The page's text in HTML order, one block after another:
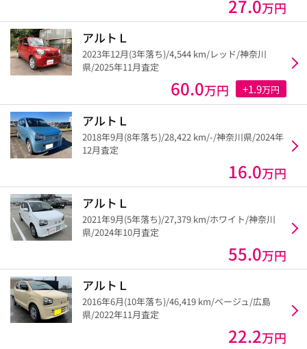
27.0万円
アルトＬ
2023年12月(3年落ち)/4,544 km/レッド/神奈川
県/2025年11月査定
60.0万円 +1.9万円
アルトＬ
2018年9月(8年落ち)/28,422 km/-/神奈川県/2024年
12月査定
16.0万円
アルトＬ
2021年9月(5年落ち)/27,379 km/ホワイト/神奈川
県/2024年10月査定
55.0万円
アルトＬ
2016年6月(10年落ち)/46,419 km/ベージュ/広島
県/2022年11月査定
22.2万円